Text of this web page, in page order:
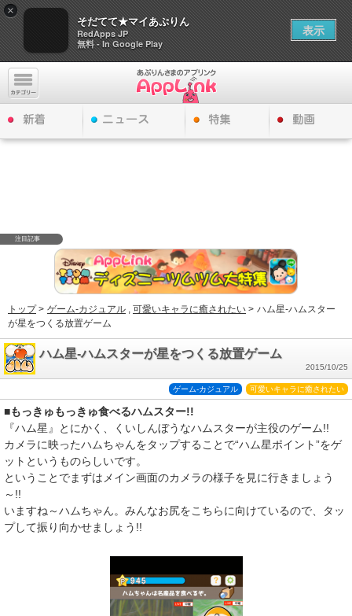
×
そだてて★マイあぷりん
RedApps JP
無料 - In Google Play
表示
注目記事
トップ> ゲーム-カジュアル , 可愛いキャラに癒されたい > ハム星-ハムスター
が星をつくる放置ゲーム
ハム星-ハムスターが星をつくる放置ゲーム
2015/10/25
可愛いキャラに癒されたい
ゲーム-カジュアル
■もっきゅもっきゅ食べるハムスター!!
『ハム星』とにかく、くいしんぼうなハムスターが主役のゲーム!!
カメラに映ったハムちゃんをタップすることで“ハム星ポイント”をゲ
ットというものらしいです。
ということでまずはメイン画面のカメラの様子を見に行きましょう
～!!
いますね～ハムちゃん。みんなお尻をこちらに向けているので、タッ
プして振り向かせましょう!!